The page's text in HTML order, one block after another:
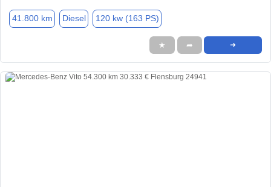
41.800 km Diesel 120 kw (163 PS)
★ ➦ ➜